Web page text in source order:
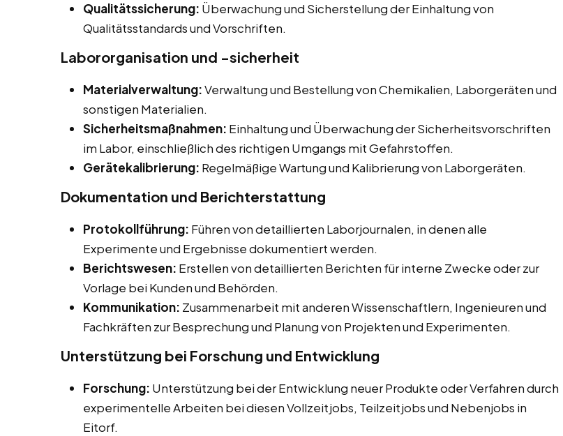
Qualitätssicherung: Überwachung und Sicherstellung der Einhaltung von
Qualitätsstandards und Vorschriften.
Labororganisation und -sicherheit
Materialverwaltung:Verwaltung und Bestellung von Chemikalien, Laborgeräten und
sonstigen Materialien.
Sicherheitsmaßnahmen: Einhaltung und Überwachung der Sicherheitsvorschriften
im Labor, einschließlich des richtigen Umgangs mit Gefahrstoffen.
Gerätekalibrierung: Regelmäßige Wartung und Kalibrierung von Laborgeräten.
Dokumentation und Berichterstattung
Protokollführung: Führen von detaillierten Laborjournalen, in denen alle
Experimente und Ergebnisse dokumentiert werden.
Berichtswesen: Erstellen von detaillierten Berichten für interne Zwecke oder zur
Vorlage bei Kunden und Behörden.
Kommunikation: Zusammenarbeit mit anderen Wissenschaftlern, Ingenieuren und
Fachkräften zur Besprechung und Planung von Projekten und Experimenten.
Unterstützung bei Forschung und Entwicklung
Forschung: Unterstützung bei der Entwicklung neuer Produkte oder Verfahren durch
experimentelle Arbeiten bei diesen Vollzeitjobs, Teilzeitjobs und Nebenjobs in
Eitorf.